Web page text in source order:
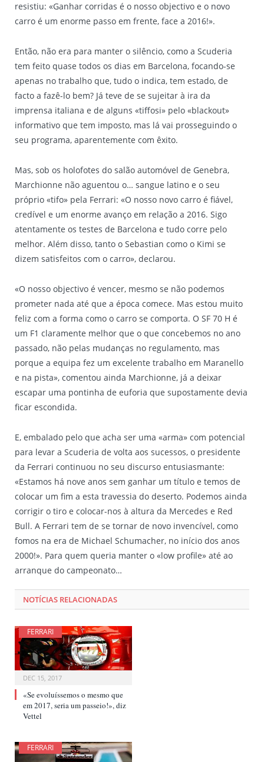
resistiu: «Ganhar corridas é o nosso objectivo e o novo
carro é um enorme passo em frente, face a 2016!».
Então, não era para manter o silêncio, como a Scuderia
tem feito quase todos os dias em Barcelona, focando-se
apenas no trabalho que, tudo o indica, tem estado, de
facto a fazê-lo bem? Já teve de se sujeitar à ira da
imprensa italiana e de alguns «tiffosi» pelo «blackout»
informativo que tem imposto, mas lá vai prosseguindo o
seu programa, aparentemente com êxito.
Mas, sob os holofotes do salão automóvel de Genebra,
Marchionne não aguentou o… sangue latino e o seu
próprio «tifo» pela Ferrari: «O nosso novo carro é fiável,
credível e um enorme avanço em relação a 2016. Sigo
atentamente os testes de Barcelona e tudo corre pelo
melhor. Além disso, tanto o Sebastian como o Kimi se
dizem satisfeitos com o carro», declarou.
«O nosso objectivo é vencer, mesmo se não podemos
prometer nada até que a época comece. Mas estou muito
feliz com a forma como o carro se comporta. O SF 70 H é
um F1 claramente melhor que o que concebemos no ano
passado, não pelas mudanças no regulamento, mas
porque a equipa fez um excelente trabalho em Maranello
e na pista», comentou ainda Marchionne, já a deixar
escapar uma pontinha de euforia que supostamente devia
ficar escondida.
E, embalado pelo que acha ser uma «arma» com potencial
para levar a Scuderia de volta aos sucessos, o presidente
da Ferrari continuou no seu discurso entusiasmante:
«Estamos há nove anos sem ganhar um título e temos de
colocar um fim a esta travessia do deserto. Podemos ainda
corrigir o tiro e colocar-nos à altura da Mercedes e Red
Bull. A Ferrari tem de se tornar de novo invencível, como
fomos na era de Michael Schumacher, no início dos anos
2000!». Para quem queria manter o «low profile» até ao
arranque do campeonato…
NOTÍCIAS RELACIONADAS
FERRARI
DEC 15, 2017
«Se evoluíssemos o mesmo que
em 2017, seria um passeio!», diz
Vettel
FERRARI